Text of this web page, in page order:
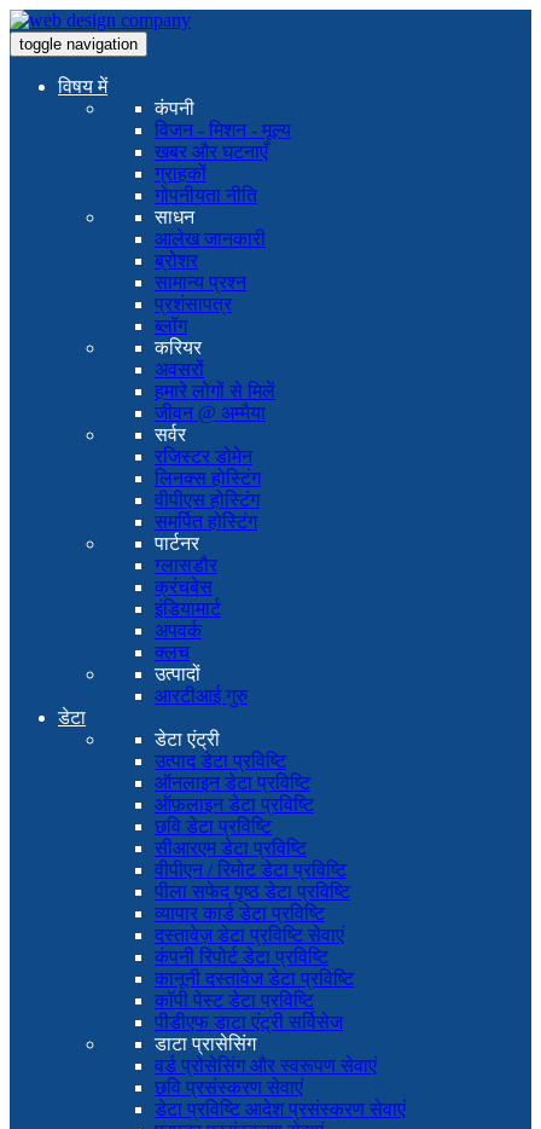
toggle navigation
विषय में
कंपनी
विजन - मिशन - मूल्य
खबर और घटनाएँ
ग्राहकों
गोपनीयता नीति
साधन
आलेख जानकारी
ब्रोशर
सामान्य प्रश्न
प्रशंसापत्र
ब्लॉग
करियर
अवसरों
हमारे लोगों से मिलें
जीवन @ अम्मैया
सर्वर
रजिस्टर डोमेन
लिनक्स होस्टिंग
वीपीएस होस्टिंग
समर्पित होस्टिंग
पार्टनर
ग्लासडौर
क्रंचबेस
इंडियामार्ट
अपवर्क
क्लच
उत्पादों
आरटीआई गुरु
डेटा
डेटा एंट्री
उत्पाद डेटा प्रविष्टि
ऑनलाइन डेटा प्रविष्टि
ऑफ़लाइन डेटा प्रविष्टि
छवि डेटा प्रविष्टि
सीआरएम डेटा प्रविष्टि
वीपीएन / रिमोट डेटा प्रविष्टि
पीला सफेद पृष्ठ डेटा प्रविष्टि
व्यापार कार्ड डेटा प्रविष्टि
दस्तावेज़ डेटा प्रविष्टि सेवाएं
कंपनी रिपोर्ट डेटा प्रविष्टि
कानूनी दस्तावेज डेटा प्रविष्टि
कॉपी पेस्ट डेटा प्रविष्टि
पीडीएफ डाटा एंट्री सर्विसेज
डाटा प्रासेसिंग
वर्ड प्रोसेसिंग और स्वरूपण सेवाएं
छवि प्रसंस्करण सेवाएं
डेटा प्रविष्टि आदेश प्रसंस्करण सेवाएं